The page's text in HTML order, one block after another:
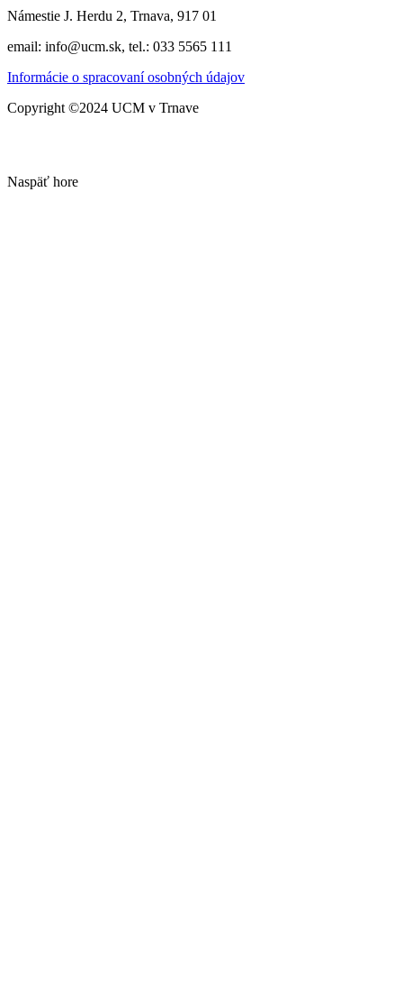
Námestie J. Herdu 2, Trnava, 917 01
email: info@ucm.sk, tel.: 033 5565 111
Informácie o spracovaní osobných údajov
Copyright ©2024 UCM v Trnave
Naspäť hore